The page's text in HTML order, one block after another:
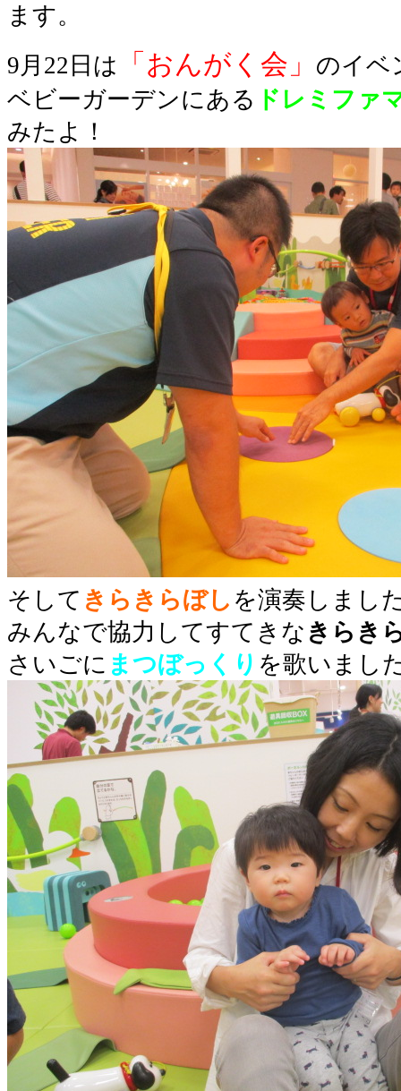
ます。
9月22日は
「おんがく会」 のイベ
ベビーガーデンにある ドレミファ
みたよ！
そして きらきらぼし を演奏しまし
みんなで協力してすてきな きらき
さいごに まつぼっくり を歌いまし